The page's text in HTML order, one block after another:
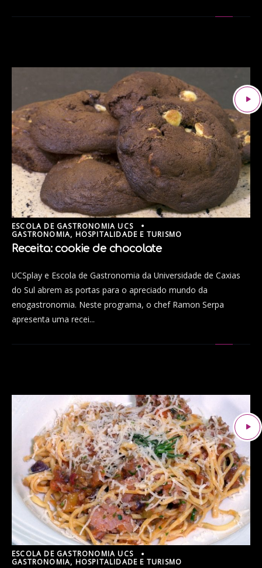
ESCOLA DE GASTRONOMIA UCS
GASTRONOMIA, HOSPITALIDADE E TURISMO
Receita: cookie de chocolate
UCSplay e Escola de Gastronomia da Universidade de Caxias
do Sul abrem as portas para o apreciado mundo da
enogastronomia. Neste programa, o chef Ramon Serpa
apresenta uma recei...
ESCOLA DE GASTRONOMIA UCS
GASTRONOMIA, HOSPITALIDADE E TURISMO